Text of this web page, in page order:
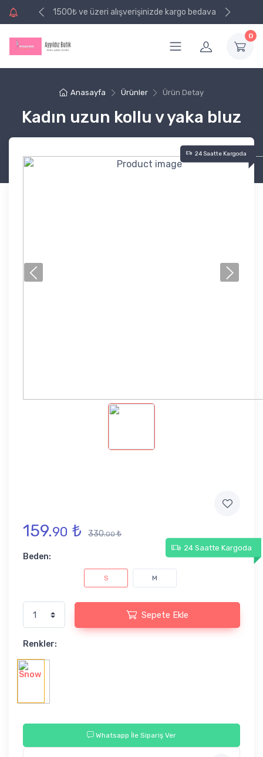
bedava 1500₺ ve üzeri alışverişinizde kargo bedava
0
Anasayfa Ürünler Ürün Detay
Kadın uzun kollu v yaka bluz
24 Saatte Kargoda
159.90 ₺ 330.00₺
24 Saatte Kargoda
Beden:
S M
Sepete Ekle
Renkler:
Whatsapp İle Sipariş Ver